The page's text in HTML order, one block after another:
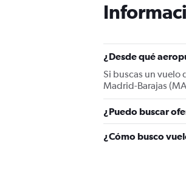
¿Desde qué
Si buscas un vuelo
Madrid-Barajas
¿Puedo buscar
¿Cómo busco